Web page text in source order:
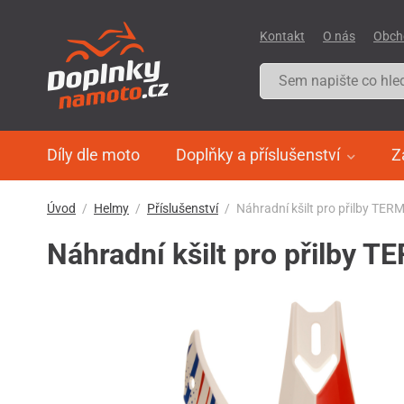
Díly dle moto Doplňky a příslušenství
Kontakt O nás
Úvod Helmy Příslušenství Náhradní kšilt pro přilby
Náhradní kšilt pro přilby